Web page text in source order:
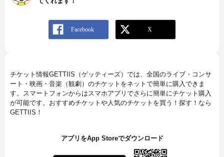
チケット情報GETTIIS（ゲッティーズ）では、全国のライブ・コンサ
ート・映画・音楽（観劇）のチケットをネットで簡単に購入できま
す。スマートフォンからはスマホアプリでさらに簡単にチケット購入
が可能です。おすすめチケットや人気のチケットを買う！探す！なら
GETTIIS！
アプリをApp Storeでダウンロード